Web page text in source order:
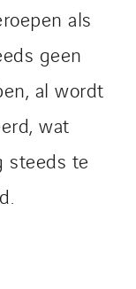
als
geen
al wordt
wat
steeds te